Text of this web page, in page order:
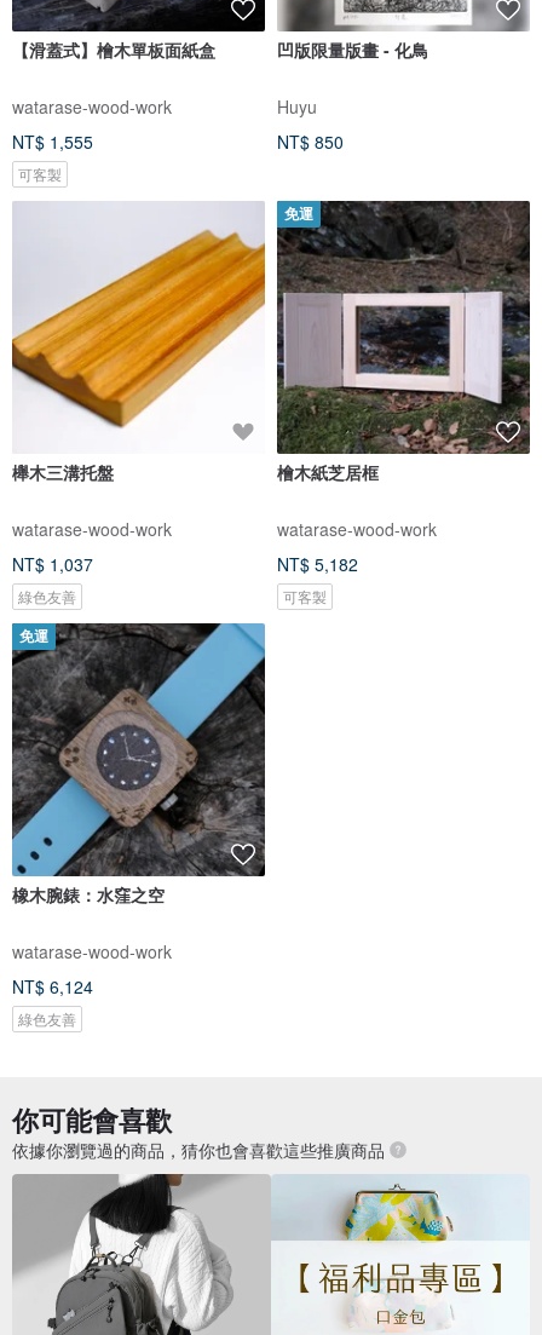
【滑蓋式】檜木單板面紙盒
watarase-wood-work
NT$ 1,555
可客製
凹版限量版畫 - 化鳥
Huyu
NT$ 850
櫸木三溝托盤
watarase-wood-work
NT$ 1,037
綠色友善
免運
檜木紙芝居框
watarase-wood-work
NT$ 5,182
可客製
免運
橡木腕錶：水窪之空
watarase-wood-work
NT$ 6,124
綠色友善
你可能會喜歡
依據你瀏覽過的商品，猜你也會喜歡這些推廣商品